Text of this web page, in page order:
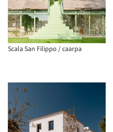
Scala San Filippo / caarpa